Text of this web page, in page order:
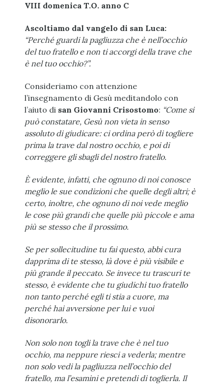
VIII domenica T.O. anno C
Ascoltiamo dal vangelo di san Luca:
“Perché guardi la pagliuzza che è nell’occhio
del tuo fratello e non ti accorgi della trave che
è nel tuo occhio?”.
Consideriamo con attenzione
l’insegnamento di Gesù meditandolo con
l’aiuto di san Giovanni Crisostomo: “Come si
può constatare, Gesù non vieta in senso
assoluto di giudicare: ci ordina però di togliere
prima la trave dal nostro occhio, e poi di
correggere gli sbagli del nostro fratello.
È evidente, infatti, che ognuno di noi conosce
meglio le sue condizioni che quelle degli altri; è
certo, inoltre, che ognuno di noi vede meglio
le cose più grandi che quelle più piccole e ama
più se stesso che il prossimo.
Se per sollecitudine tu fai questo, abbi cura
dapprima di te stesso, là dove è più visibile e
più grande il peccato. Se invece tu trascuri te
stesso, è evidente che tu giudichi tuo fratello
non tanto perché egli ti stia a cuore, ma
perché hai avversione per lui e vuoi
disonorarlo.
Non solo non togli la trave che è nel tuo
occhio, ma neppure riesci a vederla; mentre
non solo vedi la pagliuzza nell’occhio del
fratello, ma l’esamini e pretendi di toglierla. Il